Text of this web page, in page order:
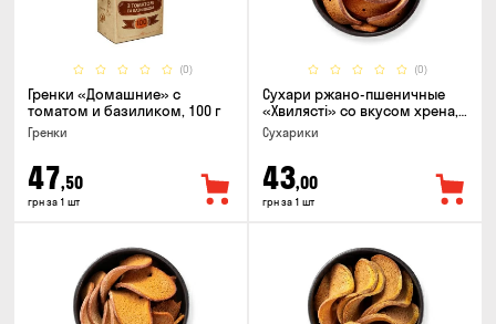
(0)
Гренки «Домашние» с
томатом и базиликом, 100 г
Гренки
47,50
грн за 1 шт
(0)
Сухари ржано-пшеничные
«Хвилясті» со вкусом хрена,
75г
Сухарики
43,00
грн за 1 шт